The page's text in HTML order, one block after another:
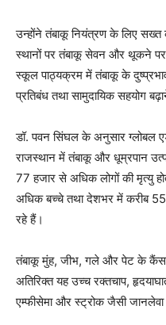
उन्होंने तंबाकू नियंत्रण के लिए सख्त
स्थानों पर तंबाकू सेवन और थूकने
स्कूल पाठ्यक्रम में तंबाकू के
प्रतिबंध तथा सामुदायिक सहयोग
डॉ. पवन सिंघल के अनुसार ग्लोबल
राजस्थान में तंबाकू और धूम्रपान
77 हजार से अधिक लोगों की मृत्यु
अधिक बच्चे तथा देशभर में करीब
रहे हैं।
तंबाकू मुंह, जीभ, गले और पेट के
अतिरिक्त यह उच्च रक्तचाप,
एम्फीसेमा और स्ट्रोक जैसी जानलेवा